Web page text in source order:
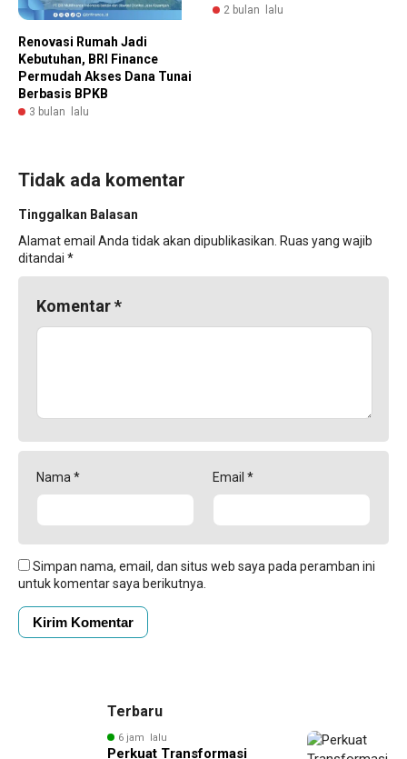
Renovasi Rumah Jadi
Kebutuhan, BRI Finance
Permudah Akses Dana Tunai
Berbasis BPKB
3 bulan lalu
2 bulan lalu
Tidak ada komentar
Tinggalkan Balasan
Alamat email Anda tidak akan dipublikasikan. Ruas yang wajib
ditandai *
Komentar*
Nama * Email *
Simpan nama, email, dan situs web saya pada peramban ini
untuk komentar saya berikutnya.
Terbaru
6 jam lalu
Perkuat Transformasi